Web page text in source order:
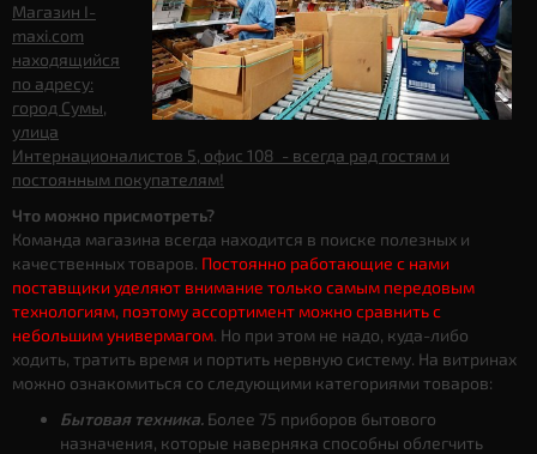
Магазин I-
maxi.com
находящийся
по адресу:
город Сумы,
улица
Интернационалистов 5, офис 108 - всегда рад гостям и
постоянным покупателям!
Что можно присмотреть?
Команда магазина всегда находится в поиске полезных и
качественных товаров. Постоянно работающие с нами
поставщики уделяют внимание только самым передовым
технологиям, поэтому ассортимент можно сравнить с
небольшим универмагом. Но при этом не надо, куда-либо
ходить, тратить время и портить нервную систему. На витринах
можно ознакомиться со следующими категориями товаров:
Бытовая техника. Более 75 приборов бытового
назначения, которые наверняка способны облегчить